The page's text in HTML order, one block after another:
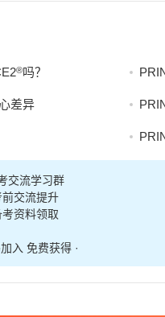
®吗？
差异
交流学习群
前交流提升
考资料领取
入 免费获得 ·